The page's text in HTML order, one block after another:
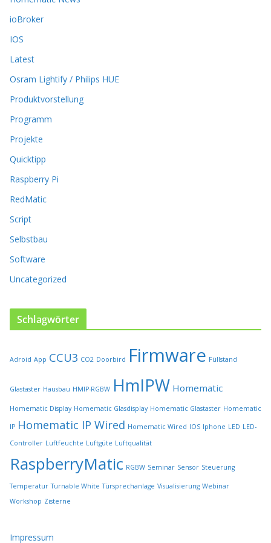
o
n
n
k
n
e
n
u
f
e
r
r
d
u
e
t
e
w
h
l
t
w
e
d
n
ioBroker
IOS
Latest
Osram Lightify / Philips HUE
Produktvorstellung
Programm
Projekte
Quicktipp
Raspberry Pi
RedMatic
Script
Selbstbau
Software
Uncategorized
Schlagwörter
Adroid App CCU3 CO2 Doorbird Firmware Füllstand
Glastaster Hausbau HMIP-RGBW HmIPW Homematic
Homematic Display Homematic Glasdisplay Homematic Glastaster Homematic
IP Homematic IP Wired Homematic Wired IOS Iphone LED LED-
Controller Luftfeuchte Luftgüte Luftqualität
RaspberryMatic RGBW Seminar Sensor Steuerung
Temperatur Turnable White Türsprechanlage Visualisierung Webinar
Workshop Zisterne
Impressum